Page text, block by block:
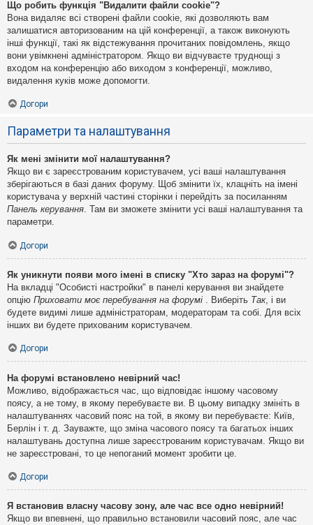
Що робить функція "Видалити файли cookie"?
Вона видаляє всі створені файли cookie, які дозволяють вам
залишатися авторизованим на цій конференції, а також виконують
інші функції, такі як відстежування прочитаних повідомлень, якщо
вони увімкнені адміністратором. Якщо ви відчуваєте труднощі з
входом на конференцію або виходом з конференції, можливо,
видалення куків може допомогти.
Догори
Параметри та налаштування
Як мені змінити мої налаштування?
Якщо ви є зареєстрованим користувачем, усі ваші налаштування
зберігаються в базі даних форуму. Щоб змінити їх, клацніть на імені
користувача у верхній частині сторінки і перейдіть за посиланням
Панель керування . Там ви зможете змінити усі ваші налаштування та
параметри.
Догори
Як уникнути появи мого імені в списку "Хто зараз на форумі"?
На вкладці "Особисті настройки" в панелі керування ви знайдете
опцію Приховати моє перебування на форумі . Виберіть Так, і ви
будете видимі лише адміністраторам, модераторам та собі. Для всіх
інших ви будете прихованим користувачем.
Догори
На форумі встановлено невірний час!
Можливо, відображається час, що відповідає іншому часовому
поясу, а не тому, в якому перебуваєте ви. В цьому випадку змініть в
налаштуваннях часовий пояс на той, в якому ви перебуваєте: Київ,
Берлін і т. д. Зауважте, що зміна часового поясу та багатьох інших
налаштувань доступна лише зареєстрованим користувачам. Якщо ви
не зареєстровані, то це непоганий момент зробити це.
Догори
Я встановив власну часову зону, але час все одно невірний!
Якщо ви впевнені, що правильно встановили часовий пояс, але час